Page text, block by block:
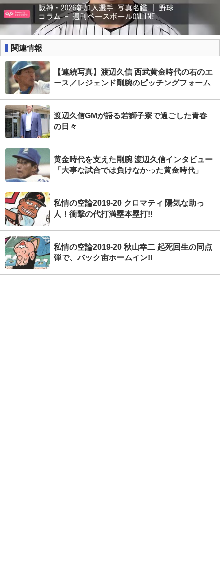
関連情報
【連続写真】渡辺久信 西武黄金時代の右のエ
ース／レジェンド剛腕のピッチングフォーム
渡辺久信GMが語る若獅子寮で過ごした青春
の日々
黄金時代を支えた剛腕 渡辺久信インタビュー
「大事な試合では負けなかった黄金時代」
私情の空論2019-20 クロマティ 陽気な助っ
人！衝撃の代打満塁本塁打!!
私情の空論2019-20 秋山幸二 起死回生の同点
弾で、バック宙ホームイン!!